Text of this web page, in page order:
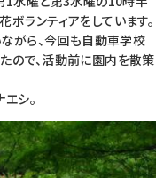
ランティアをしています。
がら、今回も自動車学校
ので、活動前に園内を散策
シ。